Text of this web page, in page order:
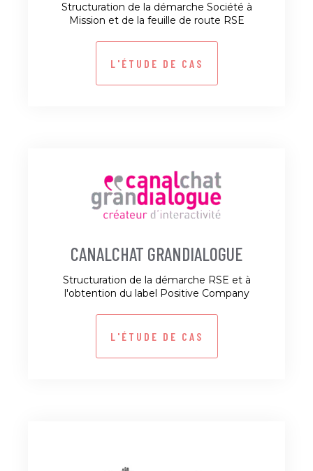
Structuration de la démarche Société à
Mission et de la feuille de route RSE
L'ÉTUDE DE CAS
CANALCHAT GRANDIALOGUE
Structuration de la démarche RSE et à
l'obtention du label Positive Company
L'ÉTUDE DE CAS